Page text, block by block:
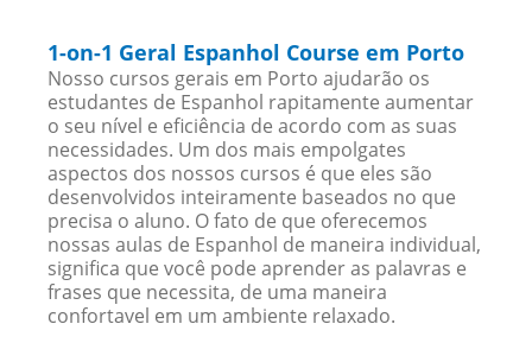
1-on-1 Geral Espanhol Course em Porto
Nosso cursos gerais em Porto ajudarão os
estudantes de Espanhol rapitamente aumentar
o seu nível e eficiência de acordo com as suas
necessidades. Um dos mais empolgates
aspectos dos nossos cursos é que eles são
desenvolvidos inteiramente baseados no que
precisa o aluno. O fato de que oferecemos
nossas aulas de Espanhol de maneira individual,
significa que você pode aprender as palavras e
frases que necessita, de uma maneira
confortavel em um ambiente relaxado.